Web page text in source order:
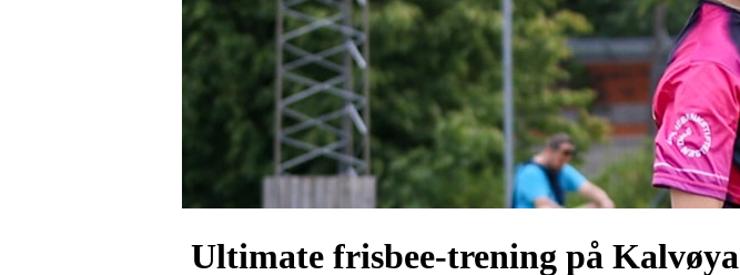
Ultimate frisbee-trening på Kalvøya